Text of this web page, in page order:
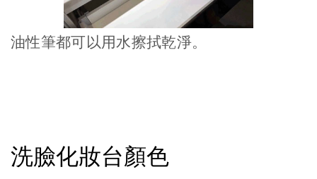
油性筆都可以用水擦拭乾淨。
洗臉化妝台顏色